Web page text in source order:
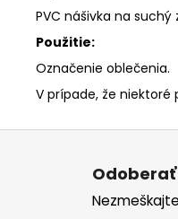
PVC nášivka na suchý
Použitie:
Označenie oblečenia.
V prípade, že niektoré
Z